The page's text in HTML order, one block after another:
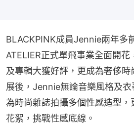
BLACKPINK成員Jennie兩年多
ATELIER正式單飛事業全面開
及專輯大獲好評，更成為奢侈
展後，Jennie無論音樂風格及
為時尚雜誌拍攝多個性感造型，
花絮，挑戰性感底線。